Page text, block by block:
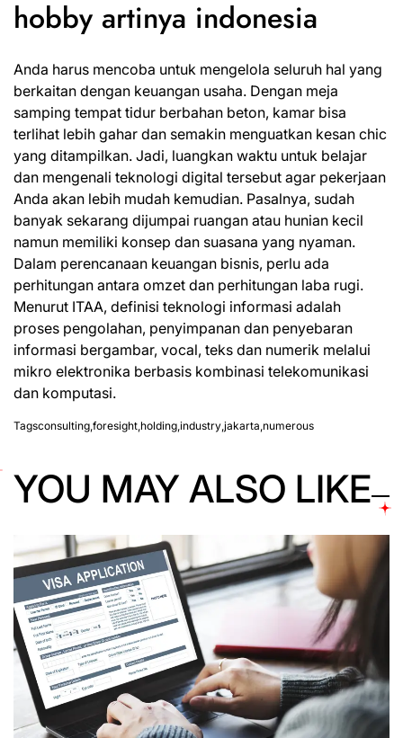
hobby artinya indonesia
Anda harus mencoba untuk mengelola seluruh hal yang
berkaitan dengan keuangan usaha. Dengan meja
samping tempat tidur berbahan beton, kamar bisa
terlihat lebih gahar dan semakin menguatkan kesan chic
yang ditampilkan. Jadi, luangkan waktu untuk belajar
dan mengenali teknologi digital tersebut agar pekerjaan
Anda akan lebih mudah kemudian. Pasalnya, sudah
banyak sekarang dijumpai ruangan atau hunian kecil
namun memiliki konsep dan suasana yang nyaman.
Dalam perencanaan keuangan bisnis, perlu ada
perhitungan antara omzet dan perhitungan laba rugi.
Menurut ITAA, definisi teknologi informasi adalah
proses pengolahan, penyimpanan dan penyebaran
informasi bergambar, vocal, teks dan numerik melalui
mikro elektronika berbasis kombinasi telekomunikasi
dan komputasi.
Tagsconsulting,foresight,holding,industry,jakarta,numerous
YOU MAY ALSO LIKE